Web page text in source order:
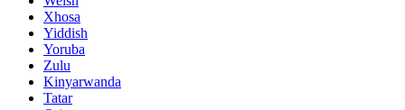
Xhosa
Yiddish
Yoruba
Zulu
Kinyarwanda
Tatar